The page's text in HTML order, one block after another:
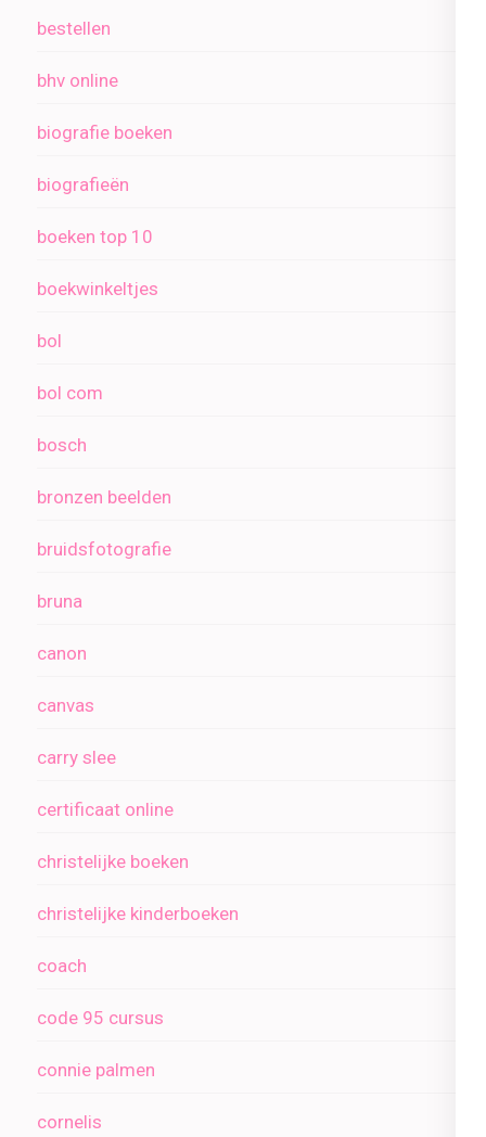
bestellen
bhv online
biografie boeken
biografieën
boeken top 10
boekwinkeltjes
bol
bol com
bosch
bronzen beelden
bruidsfotografie
bruna
canon
canvas
carry slee
certificaat online
christelijke boeken
christelijke kinderboeken
coach
code 95 cursus
connie palmen
cornelis